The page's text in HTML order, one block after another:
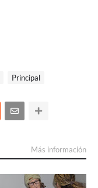
Principal
Más información